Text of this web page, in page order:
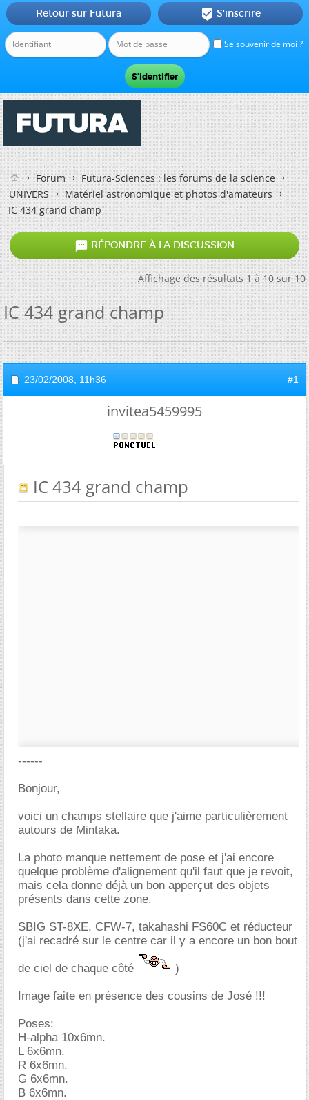
Se souvenir de moi ?
Retour sur Futura  S'inscrire
Forum
Futura-Sciences : les forums de la science
UNIVERS
Matériel astronomique et photos d'amateurs
IC 434 grand champ
 RÉPONDRE À LA DISCUSSION
Affichage des résultats 1 à 10 sur 10
IC 434 grand champ
23/02/2008, 11h36 #1
invitea5459995
IC 434 grand champ
------
Bonjour,
voici un champs stellaire que j'aime particulièrement
autours de Mintaka.
La photo manque nettement de pose et j'ai encore
quelque problème d'alignement qu'il faut que je revoit,
mais cela donne déjà un bon apperçut des objets
présents dans cette zone.
SBIG ST-8XE, CFW-7, takahashi FS60C et réducteur
(j'ai recadré sur le centre car il y a encore un bon bout
de ciel de chaque côté )
Image faite en présence des cousins de José !!!
Poses:
H-alpha 10x6mn.
L 6x6mn.
R 6x6mn.
G 6x6mn.
B 6x6mn.